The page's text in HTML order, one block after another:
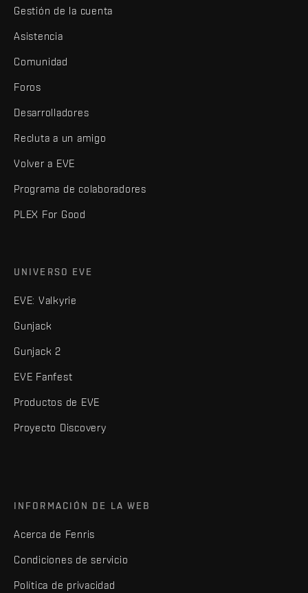
Gestión de la cuenta
Asistencia
Comunidad
Foros
Desarrolladores
Recluta a un amigo
Volver a EVE
Programa de colaboradores
PLEX For Good
UNIVERSO EVE
EVE: Valkyrie
Gunjack
Gunjack 2
EVE Fanfest
Productos de EVE
Proyecto Discovery
INFORMACIÓN DE LA WEB
Acerca de Fenris
Condiciones de servicio
Política de privacidad